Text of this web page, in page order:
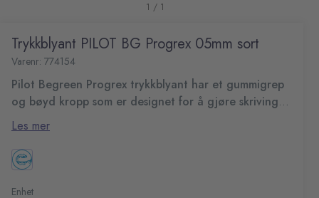
1 / 1
Trykkblyant PILOT BG Progrex 05mm sort
Varenr: 774154
Pilot Begreen Progrex trykkblyant har et gummigrep
og bøyd kropp som er designet for å gjøre skriving
så behagelig som mulig.
Pilot Begreen Progrex trykkblyant har en slank, riflet
design som er både behagelig og stilig. Spissen på 0,5
mm gir pene og presise linjer, ideell for oppgaver som
krever stor nøyaktighet. Spissen kan trekkes helt inn, slik
at du enkelt kan ha den i lommen. Med den slanke, stilige
Les mer
Enhet